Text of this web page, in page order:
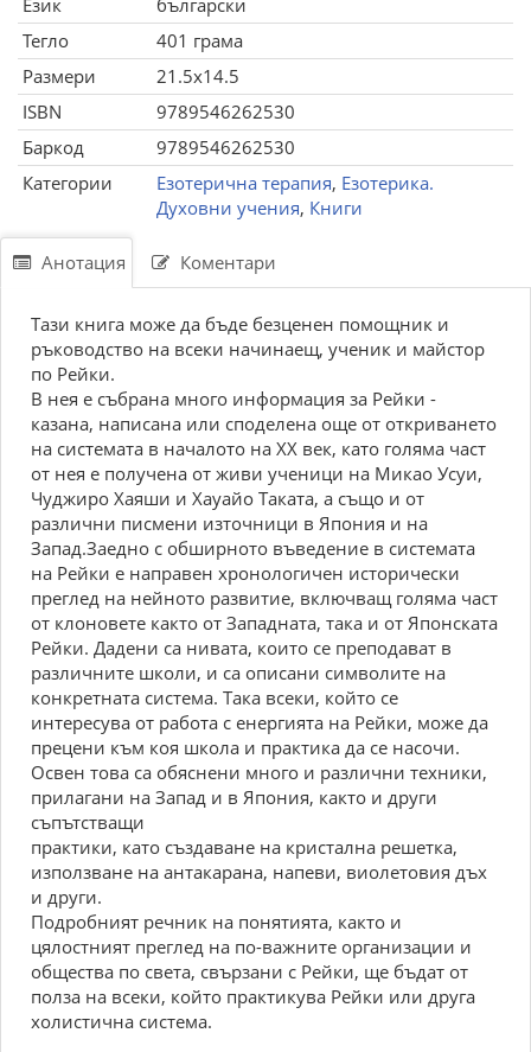
Език
български
Тегло
401 грама
Размери
21.5x14.5
ISBN
9789546262530
Баркод
9789546262530
Категории
Езотерична терапия, Езотерика.
Духовни учения, Книги
Анотация Коментари
Тази книга може да бъде безценен помощник и
ръководство на всеки начинаещ, ученик и майстор
по Рейки.
В нея е събрана много информация за Рейки -
казана, написана или споделена още от откриването
на системата в началото на XX век, като голяма част
от нея е получена от живи ученици на Микао Усуи,
Чуджиро Хаяши и Хауайо Таката, а също и от
различни писмени източници в Япония и на
Запад.Заедно с обширното въведение в системата
на Рейки е направен хронологичен исторически
преглед на нейното развитие, включващ голяма част
от клоновете както от Западната, така и от Японската
Рейки. Дадени са нивата, които се преподават в
различните школи, и са описани символите на
конкретната система. Така всеки, който се
интересува от работа с енергията на Рейки, може да
прецени към коя школа и практика да се насочи.
Освен това са обяснени много и различни техники,
прилагани на Запад и в Япония, както и други
съпътстващи
практики, като създаване на кристална решетка,
използване на антакарана, напеви, виолетовия дъх
и други.
Подробният речник на понятията, както и
цялостният преглед на по-важните организации и
общества по света, свързани с Рейки, ще бъдат от
полза на всеки, който практикува Рейки или друга
холистична система.